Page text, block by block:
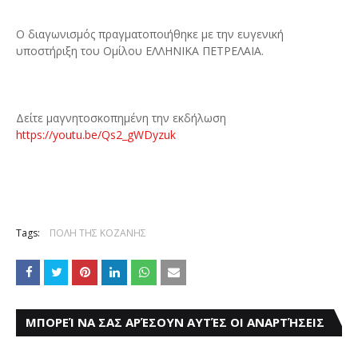
Ο διαγωνισμός πραγματοποιήθηκε με την ευγενική
υποστήριξη του Ομίλου ΕΛΛΗΝΙΚΑ ΠΕΤΡΕΛΑΙΑ.
Δείτε μαγνητοσκοπημένη την εκδήλωση
https://youtu.be/Qs2_gWDyzuk
Tags: ΠΟΛΗ ΤΗΣ ΚΟΖΑΝΗΣ
ΜΠΟΡΕΊ ΝΑ ΣΑΣ ΑΡΈΣΟΥΝ ΑΥΤΈΣ ΟΙ ΑΝΑΡΤΉΣΕΙΣ